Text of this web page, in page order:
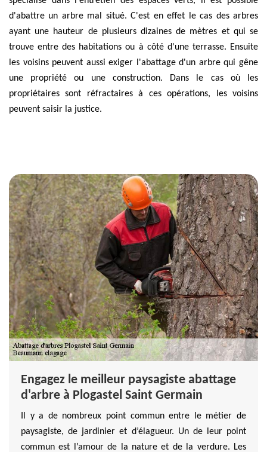
d'abattre un arbre mal situé. C'est en effet le cas des arbres
ayant une hauteur de plusieurs dizaines de mètres et qui se
trouve entre des habitations ou à côté d'une terrasse. Ensuite
les voisins peuvent aussi exiger l'abattage d'un arbre qui gêne
une propriété ou une construction. Dans le cas où les
propriétaires sont réfractaires à ces opérations, les voisins
peuvent saisir la justice.
Engagez le meilleur paysagiste abattage
d'arbre à Plogastel Saint Germain
Il y a de nombreux point commun entre le métier de
paysagiste, de jardinier et d’élagueur. Un de leur point
commun est l’amour de la nature et de la verdure. Les